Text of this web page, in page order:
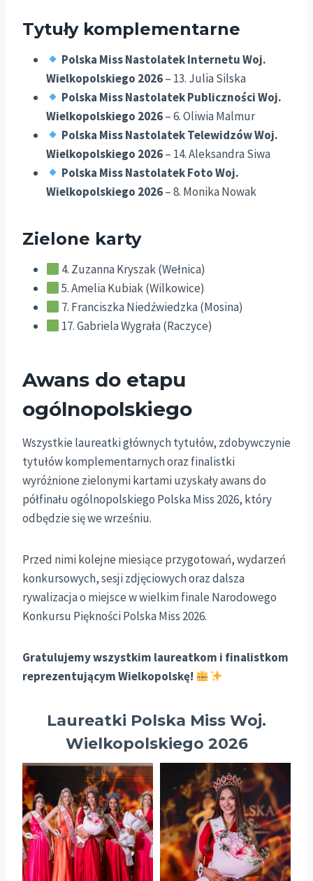
Tytuły komplementarne
Polska Miss Nastolatek Internetu Woj.
Wielkopolskiego 2026– 13. Julia Silska
Polska Miss Nastolatek Publiczności Woj.
Wielkopolskiego 2026– 6. Oliwia Malmur
Polska Miss Nastolatek Telewidzów Woj.
Wielkopolskiego 2026– 14. Aleksandra Siwa
Polska Miss Nastolatek Foto Woj.
Wielkopolskiego 2026– 8. Monika Nowak
Zielone karty
4. Zuzanna Kryszak (Wełnica)
5. Amelia Kubiak (Wilkowice)
7. Franciszka Niedźwiedzka (Mosina)
17. Gabriela Wygrała (Raczyce)
Awans do etapu
ogólnopolskiego
Wszystkie laureatki głównych tytułów, zdobywczynie
tytułów komplementarnych oraz finalistki
wyróżnione zielonymi kartami uzyskały awans do
półfinału ogólnopolskiego Polska Miss 2026, który
odbędzie się we wrześniu.
Przed nimi kolejne miesiące przygotowań, wydarzeń
konkursowych, sesji zdjęciowych oraz dalsza
rywalizacja o miejsce w wielkim finale Narodowego
Konkursu Piękności Polska Miss 2026.
Gratulujemy wszystkim laureatkom i finalistkom
reprezentującym Wielkopolskę!
Laureatki Polska Miss Woj.
Wielkopolskiego 2026